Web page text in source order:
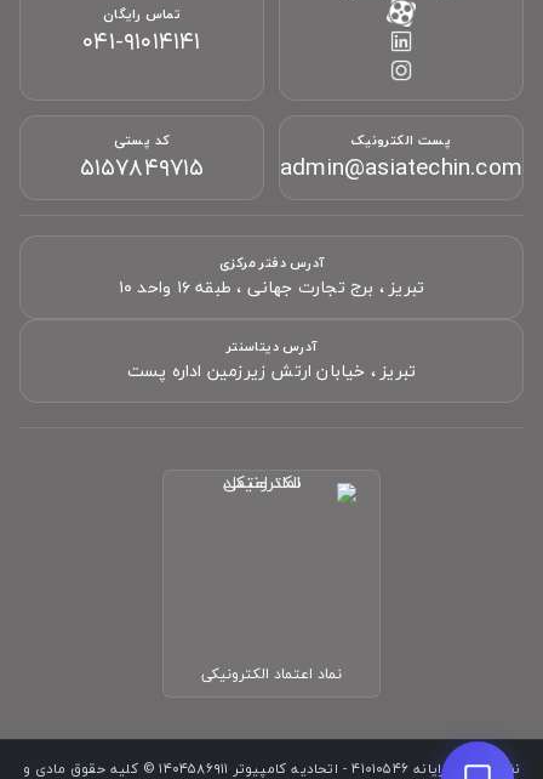
۰۴۱-۹۱۰۱۴۱۴۱
تماس رایگان
admin@asiatechin.com
پست الکترونیک
۵۱۵۷۸۴۹۷۱۵
کد پستی
تبریز ، برج تجارت جهانی ، طبقه ۱۶ واحد ۱۰
آدرس دفتر مرکزی
تبریز ، خیابان ارتش زیرزمین اداره پست
آدرس دیتاسنتر
نماد اعتماد الکترونیکی
نظام صنفی رایانه ۴۱۰۱۰۵۴۶ - اتحادیه کامپیوتر ۱۴۰۴۵۸۶۹۱۱ © کلیه حقوق مادی و
پشتیبانی آنلاین آسیاتکین
معمولاً در چند دقیقه پاسخ می‌دهیم
تیم پشتیبانی ما آماده پاسخگویی به سؤالات شماست.